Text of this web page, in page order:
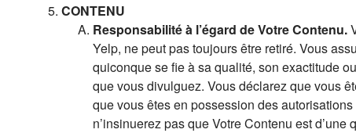
CONTENU
Responsabilité à l’égard de Votre Contenu.
Yelp, ne peut pas toujours être retiré. Vous
quiconque se fie à sa qualité, son exactitude
que vous divulguez. Vous déclarez que vous
que vous êtes en possession des
n’insinuerez pas que Votre Contenu est